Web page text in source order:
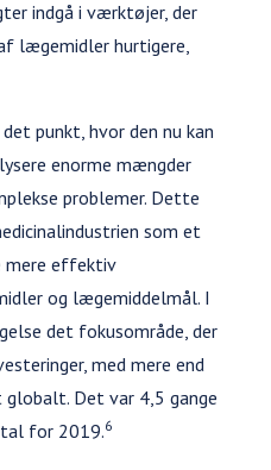
indgå i værktøjer, der
lægemidler hurtigere,
punkt, hvor den nu kan
enorme mængder
problemer. Dette
som et
mere effektiv
og lægemiddelmål. I
det fokusområde, der
med mere end
Det var 4,5 gange
for 2019.6